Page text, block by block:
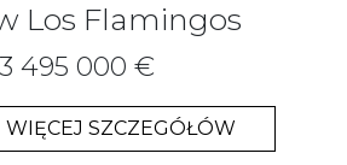
Los Flamingos
3 495 000 €
WIĘCEJ SZCZEGÓŁÓW